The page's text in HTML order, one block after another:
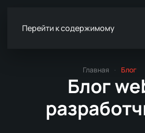
Перейти к содержимому
Главная Блог
Блог